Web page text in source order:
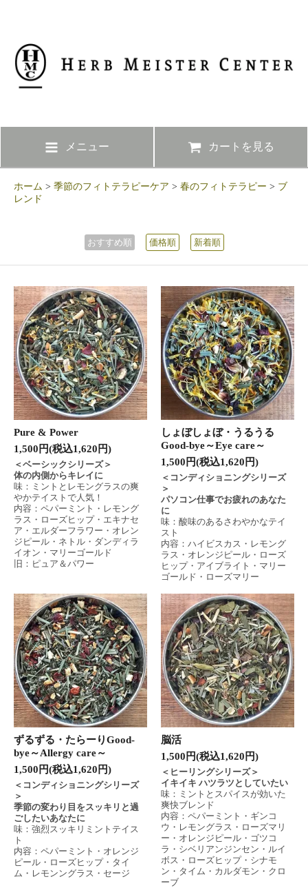
メニュー カートを見る
ホーム > 季節のフィトテラピーケア > 春のフィトテラピー > ブ
レンド
おすすめ順 価格順 新着順
Pure & Power
1,500円(税込1,620円)
＜ベーシックシリーズ＞
体の内側からキレイに
味：ミントとレモングラスの爽
やかテイストで人気！
内容：ペパーミント・レモング
ラス・ローズヒップ・エキナセ
ア・エルダーフラワー・オレン
ジピール・ネトル・ダンディラ
イオン・マリーゴールド
旧：ピュア＆パワー
しょぼしょぼ・うるうる
Good-bye～Eye care～
1,500円(税込1,620円)
＜コンディショニングシリーズ
＞
パソコン仕事でお疲れのあなた
に
味：酸味のあるさわやかなテイ
スト
内容：ハイビスカス・レモング
ラス・オレンジピール・ローズ
ヒップ・アイブライト・マリー
ゴールド・ローズマリー
ずるずる・たらーりGood-
bye～Allergy care～
1,500円(税込1,620円)
＜コンディショニングシリーズ
＞
季節の変わり目をスッキリと過
ごしたいあなたに
味：強烈スッキリミントテイス
ト
内容：ペパーミント・オレンジ
ピール・ローズヒップ・タイ
ム・レモンングラス・セージ
脳活
1,500円(税込1,620円)
＜ヒーリングシリーズ＞
イキイキ ハツラツとしていたい
味：ミントとスパイスが効いた
爽快ブレンド
内容：ペパーミント・ギンコ
ウ・レモングラス・ローズマリ
ー・オレンジピール・ゴツコ
ラ・シベリアンジンセン・ルイ
ボス・ローズヒップ・シナモ
ン・タイム・カルダモン・クロ
ーブ